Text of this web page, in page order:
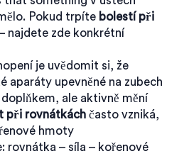
Pokud trpíte bolestí při
najdete zde konkrétní
je uvědomit si, že
aparáty upevněné na zubech
ale aktivně mění
při rovnátkách často vzniká,
hmoty
rovnátka – síla – kořenové